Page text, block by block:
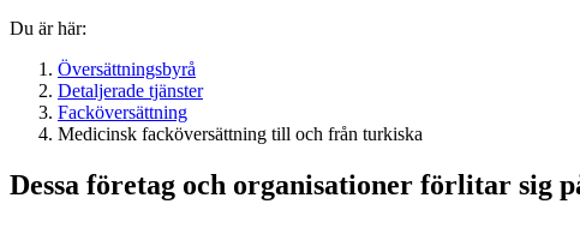
Du är här:
Översättningsbyrå
Detaljerade tjänster
Facköversättning
Medicinsk facköversättning till och från turkiska
Dessa företag och organisationer förlitar sig